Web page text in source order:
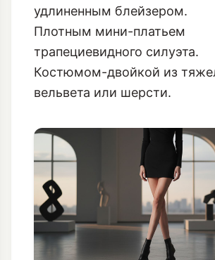
удлиненным блейзером.
Плотным мини-платьем
трапециевидного силуэта.
Костюмом-двойкой из
вельвета или шерсти.